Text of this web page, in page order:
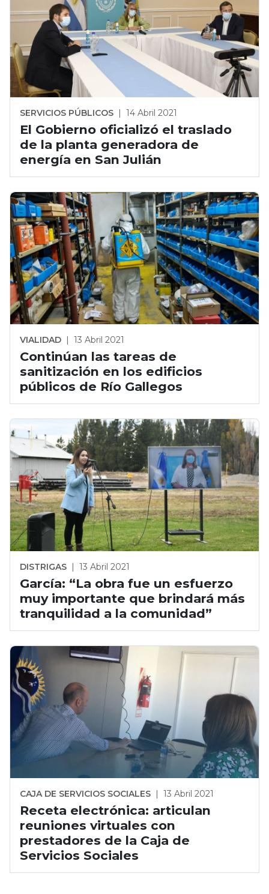
SERVICIOS PÚBLICOS | 14 Abril 2021
El Gobierno oficializó el traslado
de la planta generadora de
energía en San Julián
VIALIDAD | 13 Abril 2021
Continúan las tareas de
sanitización en los edificios
públicos de Río Gallegos
DISTRIGAS | 13 Abril 2021
García: “La obra fue un esfuerzo
muy importante que brindará más
tranquilidad a la comunidad”
CAJA DE SERVICIOS SOCIALES | 13 Abril 2021
Receta electrónica: articulan
reuniones virtuales con
prestadores de la Caja de
Servicios Sociales